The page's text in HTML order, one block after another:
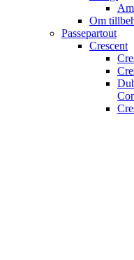
Om
Passepartout
Crescent